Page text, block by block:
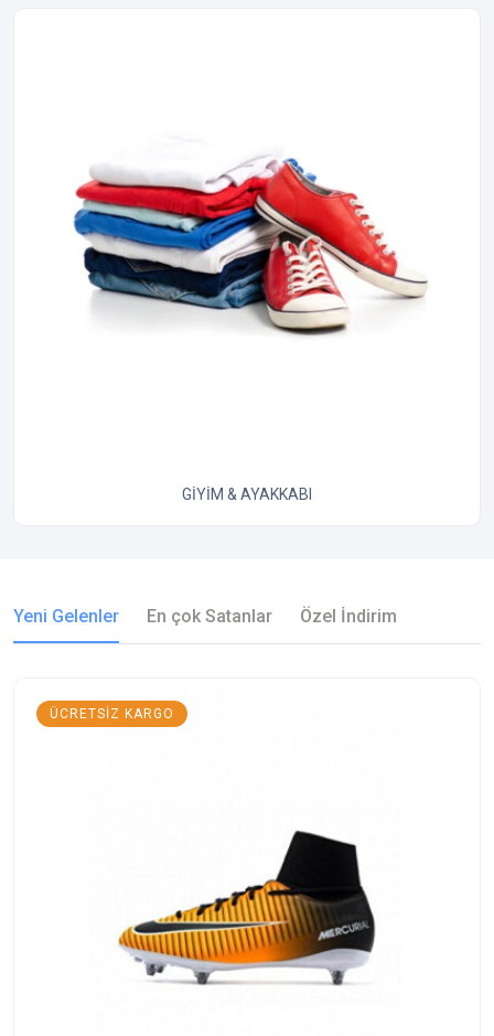
GIYIM & AYAKKABI
Yeni Gelenler En çok Satanlar Özel İndirim
ÜCRETSIZ KARGO